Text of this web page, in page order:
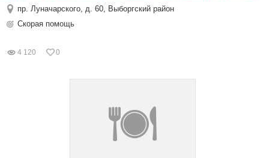
пр. Луначарского, д. 60, Выборгский район
Скорая помощь
4 120 0